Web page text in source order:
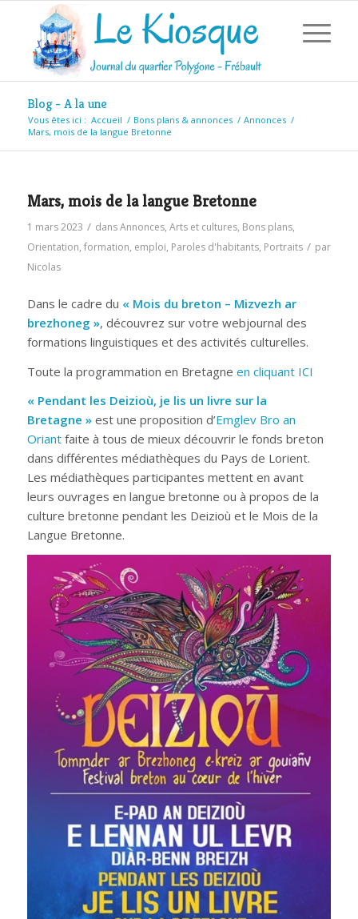
Blog - A la une
Vous êtes ici : Accueil / Bons plans & annonces / Annonces /
Mars, mois de la langue Bretonne
Mars, mois de la langue Bretonne
1 mars 2023 / dansAnnonces, Arts et cultures, Bons plans,
Orientation, formation, emploi, Paroles d'habitants, Portraits / par
Nicolas
Dans le cadre du « Mois du breton – Mizvezh ar
brezhoneg », découvrez sur votre webjournal des
formations linguistiques et des activités culturelles.
Toute la programmation en Bretagne en cliquant ICI
« Pendant les Deizioù, je lis un livre sur la
Bretagne »est une proposition d’Emglev Bro an
Oriantfaite à tous de mieux découvrir le fonds breton
dans différentes médiathèques du Pays de Lorient.
Les médiathèques participantes mettent en avant
leurs ouvrages en langue bretonne ou à propos de la
culture bretonne pendant les Deizioù et le Mois de la
Langue Bretonne.